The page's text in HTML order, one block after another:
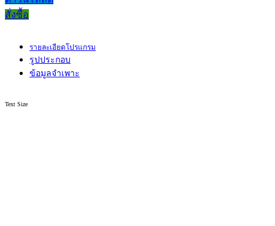
สั่งซื้อ
รายละเอียดโปรแกรม
รูปประกอบ
ข้อมูลจำเพาะ
Text Size